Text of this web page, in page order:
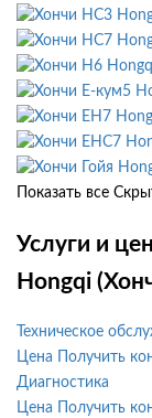
Показать все
Услуги и
Hongqi
Техническое
Цена
Получить
Диагностика
Цена
Получить